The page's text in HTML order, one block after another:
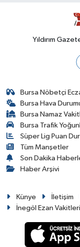
Yıldırım
Bursa Nöbetçi
Bursa Hava
Bursa Namaz
Bursa Trafik
Süper Lig Puan
Tüm Manşetler
Son Dakika
Haber Arşivi
Künye İletişim
İnegöl Ezan Vakitleri